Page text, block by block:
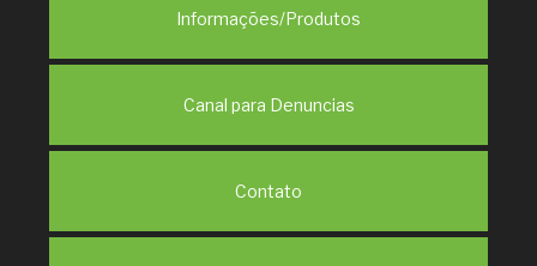
Informações/Produtos
Canal para Denuncias
Contato